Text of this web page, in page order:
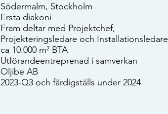
Södermalm, Stockholm
Ersta diakoni
Utförandeentreprenad i samverkan
Oljibe AB
2023-Q3 och färdigställs under 2024
ca 10.000 m² BTA
Fram deltar med Projektchef,
Projekteringsledare och Installationsledare